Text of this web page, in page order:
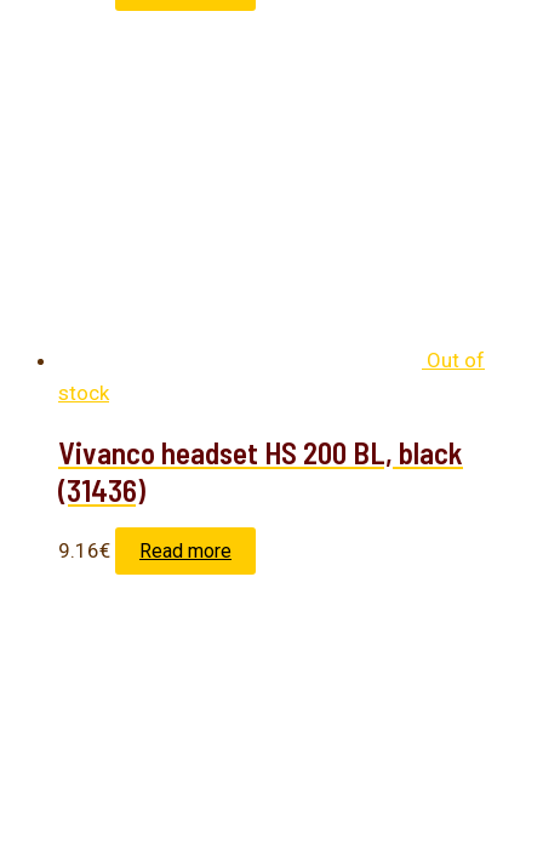
Out of
stock
Vivanco headset HS 200 BL, black
(31436)
9.16€ Read more